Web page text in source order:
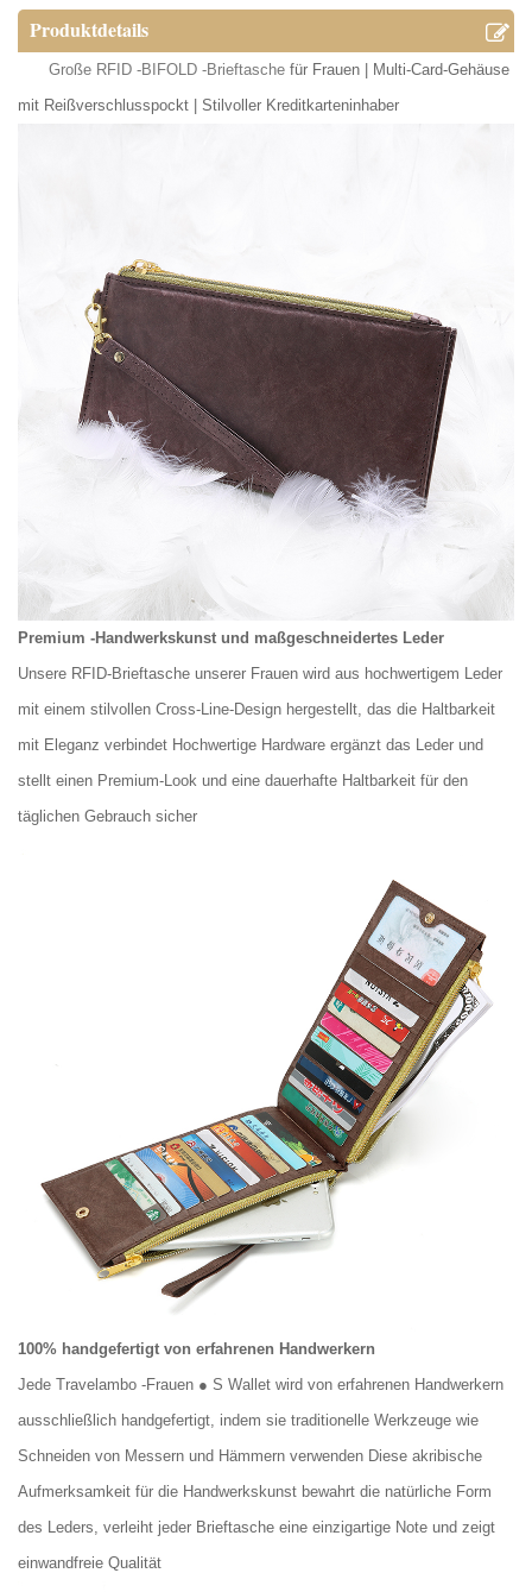
Produktdetails
Große RFID -BIFOLD -Brieftasche für Frauen | Multi-Card-Gehäuse
mit Reißverschlusspockt | Stilvoller Kreditkarteninhaber
Premium -Handwerkskunst und maßgeschneidertes Leder
Unsere RFID-Brieftasche unserer Frauen wird aus hochwertigem Leder
mit einem stilvollen Cross-Line-Design hergestellt, das die Haltbarkeit
mit Eleganz verbindet Hochwertige Hardware ergänzt das Leder und
stellt einen Premium-Look und eine dauerhafte Haltbarkeit für den
täglichen Gebrauch sicher
100% handgefertigt von erfahrenen Handwerkern
Jede Travelambo -Frauen ● S Wallet wird von erfahrenen Handwerkern
ausschließlich handgefertigt, indem sie traditionelle Werkzeuge wie
Schneiden von Messern und Hämmern verwenden Diese akribische
Aufmerksamkeit für die Handwerkskunst bewahrt die natürliche Form
des Leders, verleiht jeder Brieftasche eine einzigartige Note und zeigt
einwandfreie Qualität